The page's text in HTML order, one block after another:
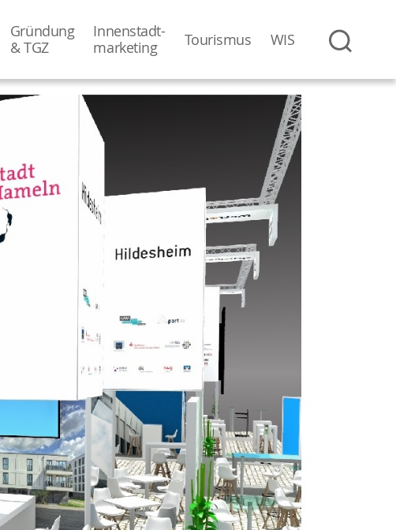
Gründung
& TGZ
Innenstadt-
­marketing
Tourismus WIS